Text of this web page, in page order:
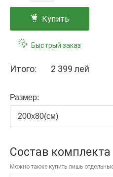
Купить
Быстрый заказ
Итого: 2 399 лей
Размер:
200x80(см)
Состав комплекта
Можно также купить лишь